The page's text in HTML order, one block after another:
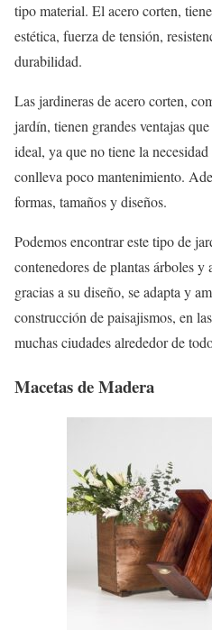
tipo material. El acero corten,
estética, fuerza de tensión,
durabilidad.
Las jardineras de acero corten,
jardín, tienen grandes ventajas
ideal, ya que no tiene la
conlleva poco mantenimiento.
formas, tamaños y diseños.
Podemos encontrar este tipo de
contenedores de plantas árboles y
gracias a su diseño, se adapta y
construcción de paisajismos, en
muchas ciudades alrededor de
Macetas de Madera